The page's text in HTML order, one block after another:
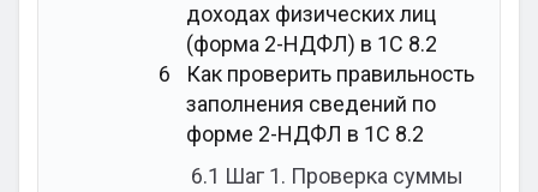
доходах физических лиц
(форма 2-НДФЛ) в 1С 8.2
6
Как проверить правильность
заполнения сведений по
форме 2-НДФЛ в 1С 8.2
6.1 Шаг 1. Проверка суммы